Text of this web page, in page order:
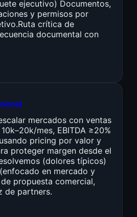
ejecutivo) Documentos,
y permisos por
crítica de
documental con
mercados con ventas
mes, EBITDA ≥20%
pricing por valor y
proteger margen desde el
(dolores típicos)
en mercado y
propuesta comercial,
de partners.